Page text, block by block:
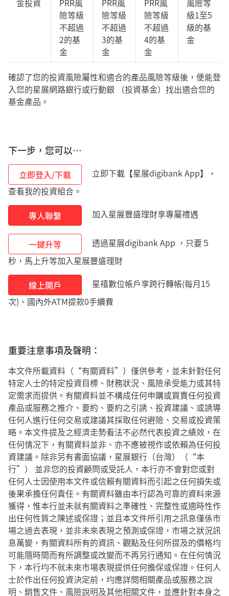
險等級
不超過
2的基
金
險等級
不超過
3的基
金
險等級
不超過
4的基
金
級1至5
級的基
金
確認了您的投資風險屬性和適合的產品風險等級後，便能登
入您的星展網路銀行或行動銀 （投資基金）找出適合您的
基金產品。
下一步，您可以…
立即登入/下載
立即下載【星展digibank App】，
查看我的投資組合。
專人聯繫
加入星展豐盛理財享專屬禮遇
一鍵升等
透過星展digibank App ，只要５
秒，馬上升等加入星展豐盛理財
線上開戶
星禧數位帳戶享跨行轉帳(每月15
次)、國內外ATM提款0手續費
重要注意事項及聲明：
本文件所載資料（“有關資料”）僅供參考，並未針對任何
特定人士的特定投資目標、財務狀況、風險承受能力或其特
定需求而提供。有關資料並不構成任何申購或買賣任何投資
產品或服務之推介、要約、要約之引誘、投資建議、或誘導
任何人進行任何交易或建議其採取任何避險、交易或投資策
略。本文件提及之經濟走勢看法不必然代表投資之績效，在
任何情况下，有關資料並非、亦不應被視作或依賴為任何投
資建議。除非另有書面協議，星展銀行（台灣）（“本
行”） 並非您的投資顧問或受託人，本行亦不會對您或對
任何人士因使用本文件或信賴有關資料而引起之任何損失或
後果承擔任何責任。有關資料雖由本行認為可靠的資料來源
獲得，惟本行並未就有關資料之準確性、完整性或適時性作
出任何性質之陳述或保證；並且本文件所引用之訊息僅係市
場之過去表現，並非未來表現之預測或保證，市場之狀況訊
息萬變，有關資料所有的資訊、觀點及任何所提及的價格均
可能隨時間而有所調整或改變而不再另行通知。在任何情況
下，本行均不就未來市場表現提供任何擔保或保證。任何人
士於作出任何投資決定前，均應詳閱相關產品或服務之說
明、銷售文件、風險說明及其他相關文件，並應針對本身之